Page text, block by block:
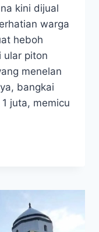
kini dijual
warga
heboh
ular piton
menelan
bangkai
juta, memicu